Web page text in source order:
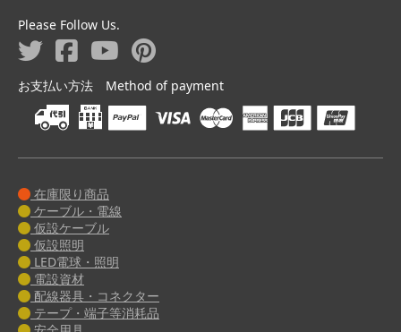
Please Follow Us.
お支払い方法 Method of payment
在庫限り商品
ケーブル・電線
仮設ケーブル
仮設照明
LED電球・照明
電設資材
配線器具・コネクター
テープ・端子等消耗品